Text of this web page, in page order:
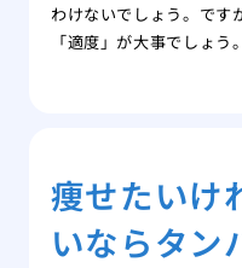
わけないでしょう。です
「適度」が大事でしょう。
痩せたいけ
いならタン